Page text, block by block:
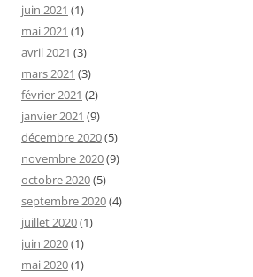
juin 2021 (1)
mai 2021 (1)
avril 2021 (3)
mars 2021 (3)
février 2021 (2)
janvier 2021 (9)
décembre 2020(5)
novembre 2020(9)
octobre 2020(5)
septembre 2020(4)
juillet 2020(1)
juin 2020(1)
mai 2020(1)